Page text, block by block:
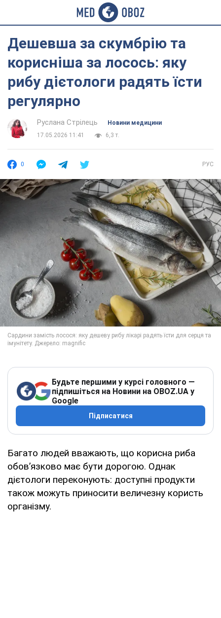
Дешевша за скумбрію та
корисніша за лосось: яку
рибу дієтологи радять їсти
регулярно
Руслана Стрілець
Новини медицини
17.05.2026 11:41
6,3 т.
0 РУС
Будьте першими у курсі головного —
підпишіться на Новини на OBOZ.UA у
Google
Підписатися
Багато людей вважають, що корисна риба
обов’язково має бути дорогою. Однак
дієтологи переконують: доступні продукти
також можуть приносити величезну користь
організму.